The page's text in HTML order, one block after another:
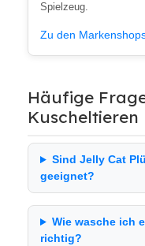
Spielzeug.
Zu den
Häufige
Kuscheltieren
Sind Jelly Cat
geeignet?
Wie wasche ich
richtig?